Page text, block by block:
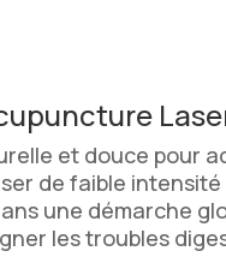
et douce pour
de faible
une démarche
les troubles